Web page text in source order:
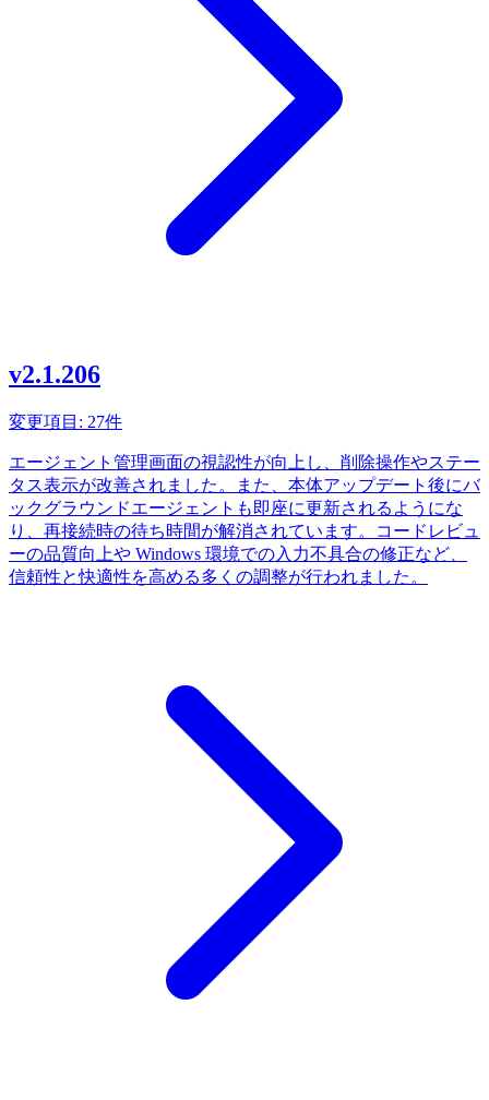
v2.1.206
変更項目: 27件
エージェント管理画面の視認性が向上し、削除操作やステー
タス表示が改善されました。また、本体アップデート後にバ
ックグラウンドエージェントも即座に更新されるようにな
り、再接続時の待ち時間が解消されています。コードレビュ
ーの品質向上や Windows 環境での入力不具合の修正など、
信頼性と快適性を高める多くの調整が行われました。